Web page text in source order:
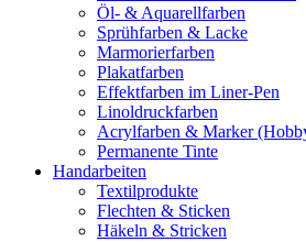
Öl- & Aquarellfarben
Sprühfarben & Lacke
Marmorierfarben
Plakatfarben
Effektfarben im Liner-Pen
Linoldruckfarben
Acrylfarben & Marker
Permanente Tinte
Handarbeiten
Textilprodukte
Flechten & Sticken
Häkeln & Stricken